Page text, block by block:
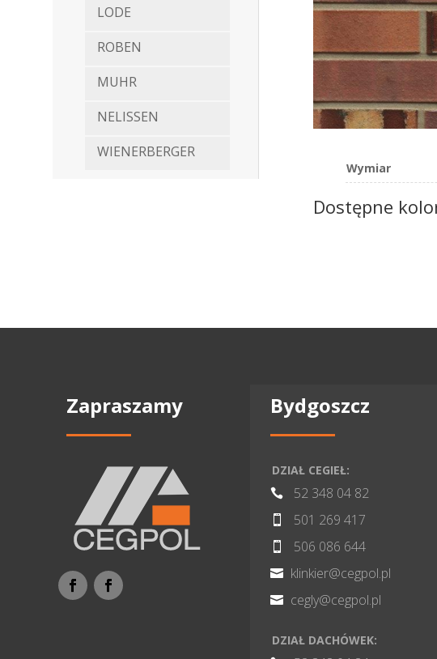
LODE
ROBEN
MUHR
NELISSEN
WIENERBERGER
Wymiar
Dostępne
Zapraszamy Bydgoszcz
DZIAŁ CEGIEŁ:
 52 348 04 82
 501 269 417
 506 086 644
 klinkier@cegpol.pl
 cegly@cegpol.pl
DZIAŁ DACHÓWEK: